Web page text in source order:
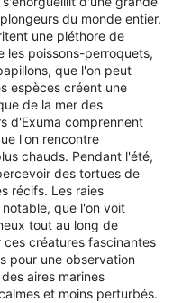
du monde entier.
une pléthore de
les poissons-perroquets,
que l'on peut
espèces créent une
de la mer des
d'Exuma comprennent
l'on rencontre
chauds. Pendant l'été,
des tortues de
récifs. Les raies
que l'on voit
tout au long de
créatures fascinantes
pour une observation
aires marines
et moins perturbés.
des
biais de
de données